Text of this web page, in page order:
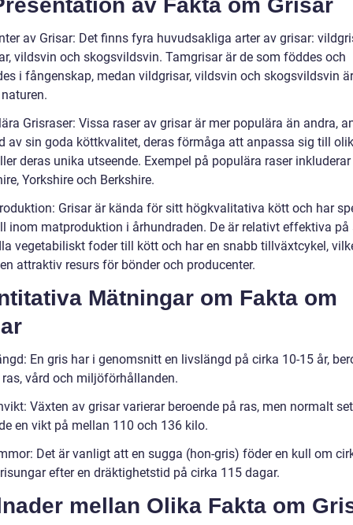
av Fakta om Grisar
av Grisar: Det finns fyra huvudsakliga arter av grisar:
vildsvin och skogsvildsvin. Tamgrisar är de som föddes och
i fångenskap, medan vildgrisar, vildsvin och skogsvildsvin
Grisraser: Vissa raser av grisar är mer populära än andra,
av sin goda köttkvalitet, deras förmåga att anpassa sig till
deras unika utseende. Exempel på populära raser inkluderar
Yorkshire och Berkshire.
Grisar är kända för sitt högkvalitativa kött och har
inom matproduktion i århundraden. De är relativt effektiva på
vegetabiliskt foder till kött och har en snabb tillväxtcykel,
attraktiv resurs för bönder och producenter.
Mätningar om Fakta om
En gris har i genomsnitt en livslängd på cirka 10-15 år,
vård och miljöförhållanden.
Växten av grisar varierar beroende på ras, men normalt
en vikt på mellan 110 och 136 kilo.
Det är vanligt att en sugga (hon-gris) föder en kull om
efter en dräktighetstid på cirka 115 dagar.
mellan Olika Fakta om